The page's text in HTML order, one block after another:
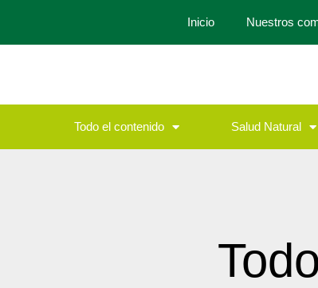
Inicio Nuestros
Todo el contenido Salud Natural